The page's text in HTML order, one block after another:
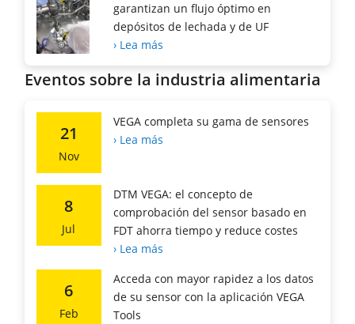
garantizan un flujo óptimo en
depósitos de lechada y de UF
› Lea más
Eventos sobre la industria alimentaria
21
Nov
VEGA completa su gama de sensores
› Lea más
8
Jul
DTM VEGA: el concepto de
comprobación del sensor basado en
FDT ahorra tiempo y reduce costes
› Lea más
6
Feb
Acceda con mayor rapidez a los datos
de su sensor con la aplicación VEGA
Tools